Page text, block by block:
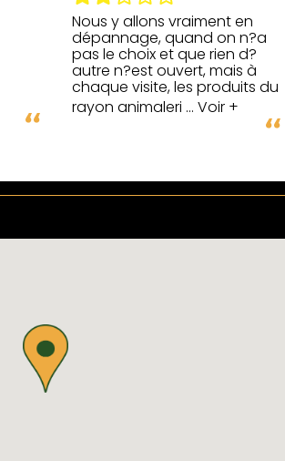
Nous y allons vraiment en
dépannage, quand on n?a
pas le choix et que rien d?
autre n?est ouvert, mais à
chaque visite, les produits du
rayon animaleri ... Voir +